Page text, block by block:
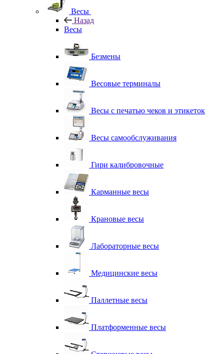
Весы
Назад
Весы
Безмены
Весовые терминалы
Весы с печатью чеков и этикеток
Весы самообслуживания
Гири калибровочные
Карманные весы
Крановые весы
Лабораторные весы
Медицинские весы
Паллетные весы
Платформенные весы